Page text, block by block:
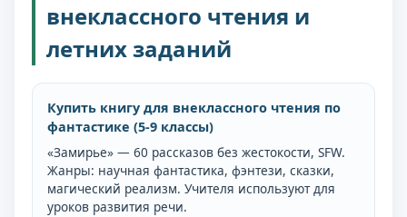
внеклассного чтения и
летних заданий
Купить книгу для внеклассного чтения по
фантастике (5-9 классы)
«Замирье» — 60 рассказов без жестокости, SFW.
Жанры: научная фантастика, фэнтези, сказки,
магический реализм. Учителя используют для
уроков развития речи.